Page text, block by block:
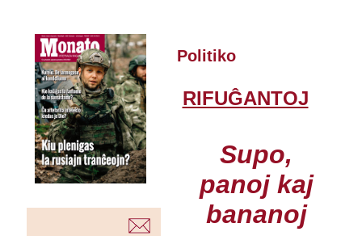
Politiko
RIFUĜANTOJ
Supo,
panoj kaj
bananoj